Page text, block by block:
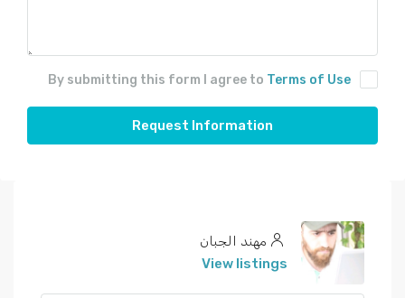
By submitting this form I agree to Terms of Use
Request Information
مهند الجبان
View listings